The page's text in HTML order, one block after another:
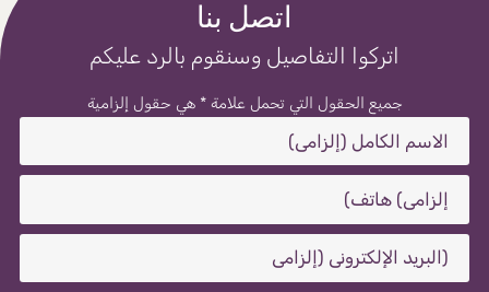
اتصل بنا
اتركوا التفاصيل وسنقوم بالرد عليكم
جميع الحقول التي تحمل علامة * هي حقول إلزامية